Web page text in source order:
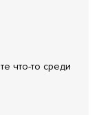
что-то среди